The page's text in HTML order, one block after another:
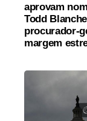
aprovam
Todd
procurador-
margem